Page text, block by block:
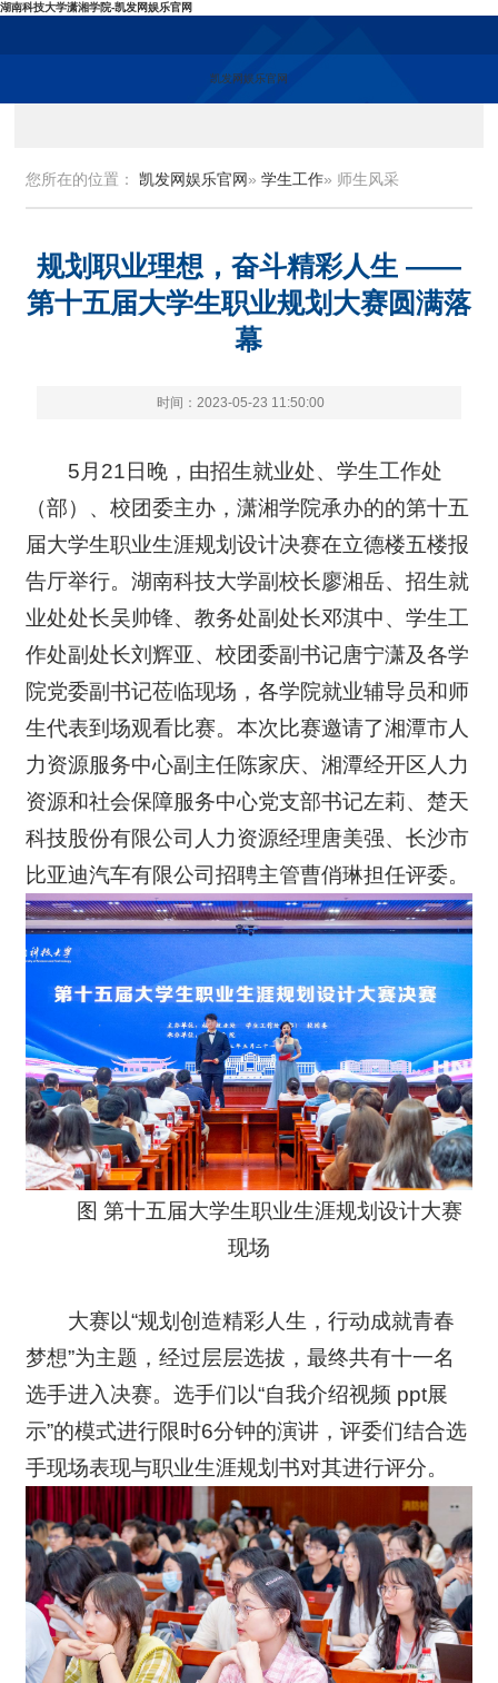
湖南科技大学潇湘学院-凯发网娱乐官网
凯发网娱乐官网
您所在的位置：凯发网娱乐官网»学生工作» 师生风采
规划职业理想，奋斗精彩人生 ——
第十五届大学生职业规划大赛圆满落
幕
时间：2023-05-23 11:50:00
5月21日晚，由招生就业处、学生工作处
（部）、校团委主办，潇湘学院承办的的第十五
届大学生职业生涯规划设计决赛在立德楼五楼报
告厅举行。湖南科技大学副校长廖湘岳、招生就
业处处长吴帅锋、教务处副处长邓淇中、学生工
作处副处长刘辉亚、校团委副书记唐宁潇及各学
院党委副书记莅临现场，各学院就业辅导员和师
生代表到场观看比赛。本次比赛邀请了湘潭市人
力资源服务中心副主任陈家庆、湘潭经开区人力
资源和社会保障服务中心党支部书记左莉、楚天
科技股份有限公司人力资源经理唐美强、长沙市
比亚迪汽车有限公司招聘主管曹俏琳担任评委。
图 第十五届大学生职业生涯规划设计大赛
现场
大赛以“规划创造精彩人生，行动成就青春
梦想”为主题，经过层层选拔，最终共有十一名
选手进入决赛。选手们以“自我介绍视频 ppt展
示”的模式进行限时6分钟的演讲，评委们结合选
手现场表现与职业生涯规划书对其进行评分。